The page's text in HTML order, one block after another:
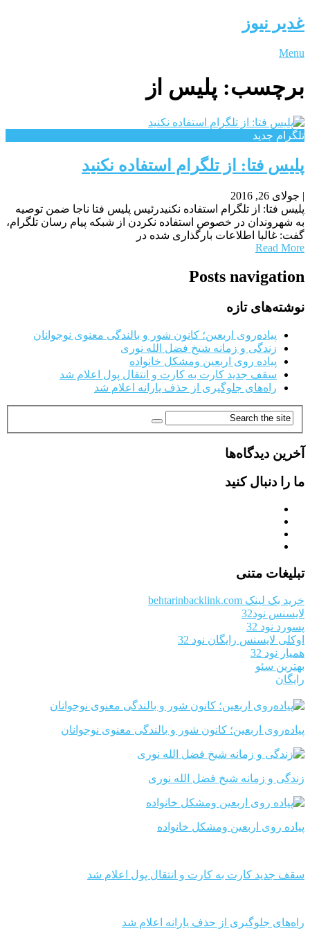
غدیر نیوز
Menu
برچسب: پلیس از
تلگرام جدید
پلیس فتا: از تلگرام استفاده نکنید
| جولای 26, 2016
پلیس فتا: از تلگرام استفاده نکنیدرئیس پلیس فتا ناجا ضمن توصیه
به شهروندان در خصوص استفاده نکردن از شبکه پیام رسان تلگرام،
گفت: غالبا اطلاعات بارگذاری شده در
Read More
Posts navigation
نوشته‌های تازه
پیاده‌روی اربعین؛ کانون شور و بالندگی معنوی نوجوانان
زندگی و زمانه شیخ فضل الله نوری
پیاده روی اربعین ومشکل خانواده
سقف جدید کارت به کارت و انتقال پول اعلام شد
راه‌های جلوگیری از حذف یارانه اعلام شد
آخرین دیدگاه‌ها
ما را دنبال کنید
تبلیغات متنی
خرید بک لینک behtarinbacklink.com
لایسنس نود32
پسورد نود 32
اوکلی لایسنس رایگان نود 32
همیار نود 32
بهترین سئو
رایگان
پیاده‌روی اربعین؛ کانون شور و بالندگی معنوی نوجوانان
زندگی و زمانه شیخ فضل الله نوری
پیاده روی اربعین ومشکل خانواده
سقف جدید کارت به کارت و انتقال پول اعلام شد
راه‌های جلوگیری از حذف یارانه اعلام شد